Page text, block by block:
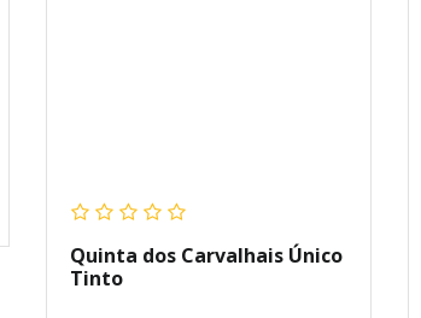
Quinta dos Carvalhais Único
Tinto